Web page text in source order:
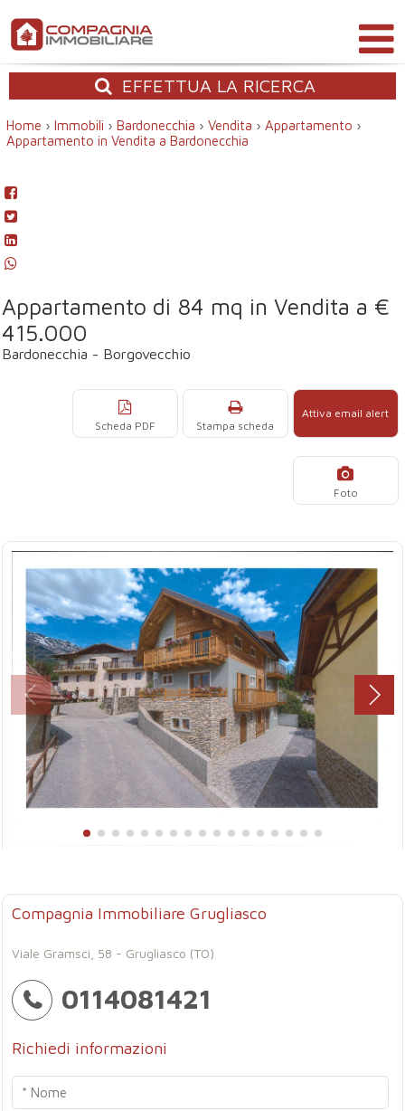
EFFETTUA LA RICERCA
Home › Immobili › Bardonecchia › Vendita › Appartamento ›
Appartamento in Vendita a Bardonecchia
Appartamento di 84 mq in Vendita a €
415.000
Bardonecchia - Borgovecchio
Attiva email alert
Stampa scheda
Scheda PDF
Foto
Compagnia Immobiliare Grugliasco
Viale Gramsci, 58 - Grugliasco (TO)
0114081421
Richiedi informazioni